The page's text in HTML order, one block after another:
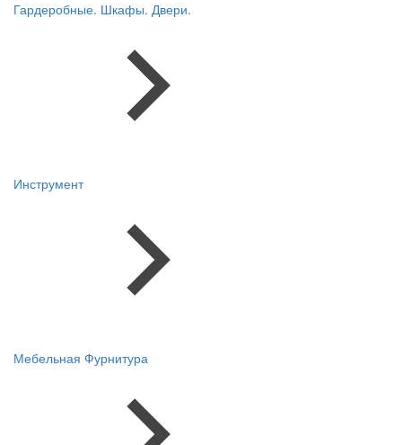
Гардеробные. Шкафы. Двери.
Инструмент
Мебельная Фурнитура